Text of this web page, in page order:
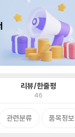
리뷰/한줄평
46
관련분류 품목정보